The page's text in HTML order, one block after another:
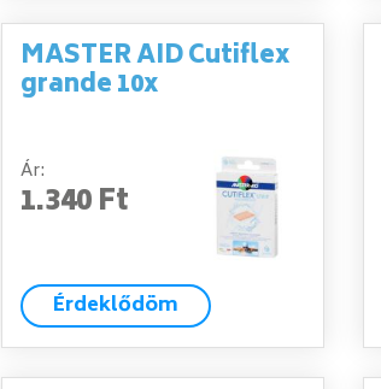
MASTER AID Cutiflex
grande 10x
Ár:
1.340 Ft
Érdeklődöm